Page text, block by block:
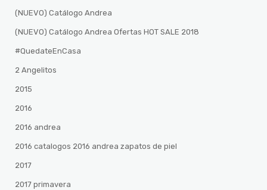
(NUEVO) Catálogo Andrea
(NUEVO) Catálogo Andrea Ofertas HOT SALE 2018
#QuedateEnCasa
2 Angelitos
2015
2016
2016 andrea
2016 catalogos 2016 andrea zapatos de piel
2017
2017 primavera